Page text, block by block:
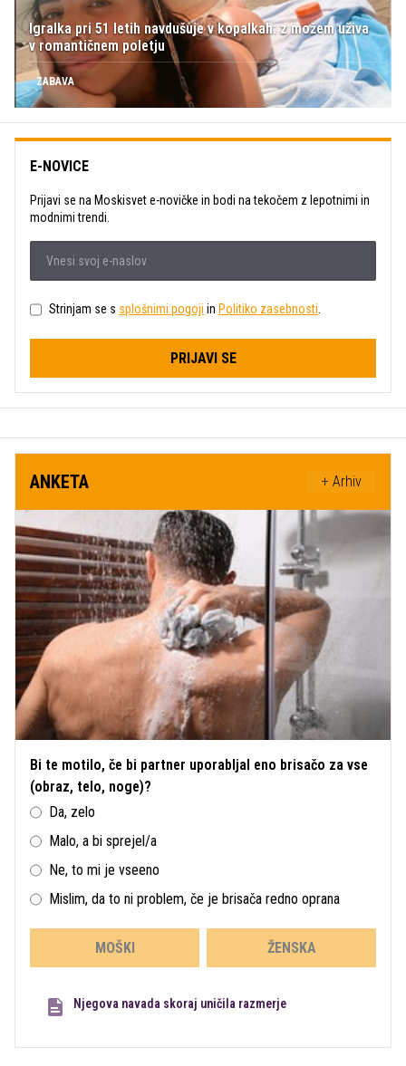
Igralka pri 51 letih navdušuje v kopalkah: z možem uživa
v romantičnem poletju
ZABAVA
E-NOVICE
Prijavi se na Moskisvet e-novičke in bodi na tekočem z lepotnimi in
modnimi trendi.
Strinjam se s splošnimi pogoji in Politiko zasebnosti.
PRIJAVI SE
ANKETA + Arhiv
Bi te motilo, če bi partner uporabljal eno brisačo za vse
(obraz, telo, noge)?
Da, zelo
Malo, a bi sprejel/a
Ne, to mi je vseeno
Mislim, da to ni problem, če je brisača redno oprana
MOŠKI ŽENSKA
Njegova navada skoraj uničila razmerje